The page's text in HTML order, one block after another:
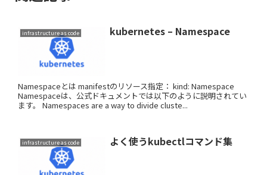
infrastructure as code kubernetes – Namespace
Namespaceとは manifestのリソース指定： kind: Namespace
Namespaceは、公式ドキュメントでは以下のように説明されてい
ます。 Namespaces are a way to divide cluste...
infrastructure as code よく使うkubectlコマンド集